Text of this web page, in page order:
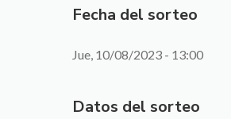
Fecha del sorteo
Jue, 10/08/2023 - 13:00
Datos del sorteo